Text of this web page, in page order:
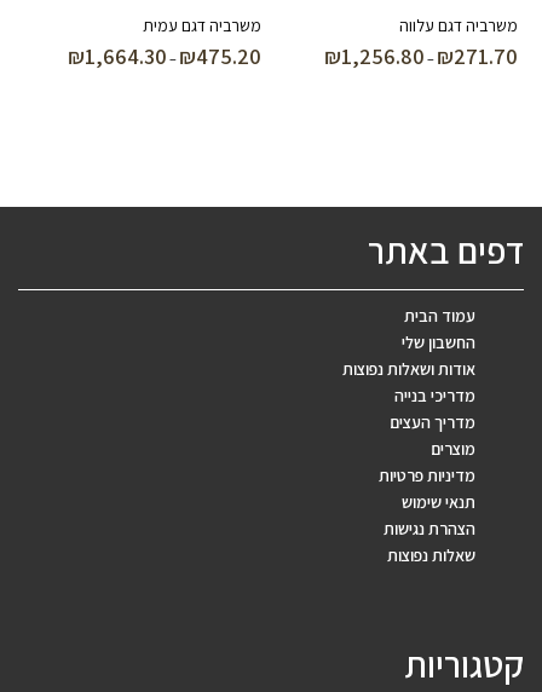
משרביה דגם עלווה
₪271.70
–
₪1,256.80
משרביה דגם עמית
₪475.20
–
₪1,664.30
דפים באתר
עמוד הבית
החשבון שלי
אודות ושאלות נפוצות
מדריכי בנייה
מדריך העצים
מוצרים
מדיניות פרטיות
תנאי שימוש
הצהרת נגישות
שאלות נפוצות
קטגוריות